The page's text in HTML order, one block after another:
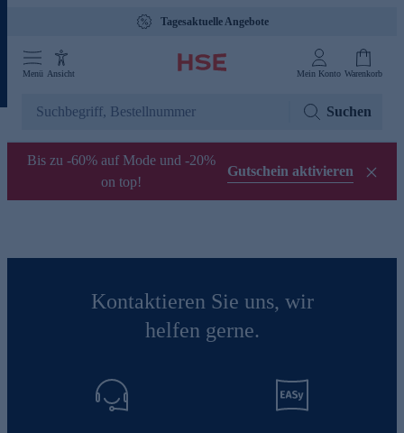
Tagesaktuelle Angebote
Menü Ansicht Mein Konto Warenkorb
Suchen
Bis zu -60% auf Mode und -20%
on top!
Gutschein aktivieren
Kontaktieren Sie uns, wir
helfen gerne.